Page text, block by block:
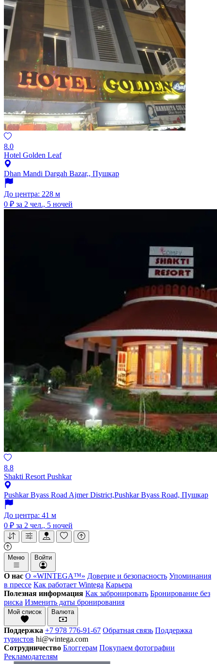
8.0
Hotel Golden Leaf
Dhan Mandi Dargah Bazar,, Пушкар
До центра: 228 м
0 ₽ за 2 чел., 5 ночей
8.8
Shakti Resort Pushkar
Pushkar Byass Road Ajmer District,Pushkar Byass Road, Пушкар
До центра: 41 м
0 ₽ за 2 чел., 5 ночей
Меню Войти
О нас О «WINTEGA™» Доверие и безопасность Упоминания
в прессе Как работает Wintega Карьера
Полезная информация Как забронировать Бронирование без
риска Изменить даты бронирования
Мой список Валюта
Поддержка +7 978 776-91-67 Обратная связь Поддержка
туристов hi@wintega.com
Сотрудничество Блоггерам Покупаем фотографии
Рекламодателям